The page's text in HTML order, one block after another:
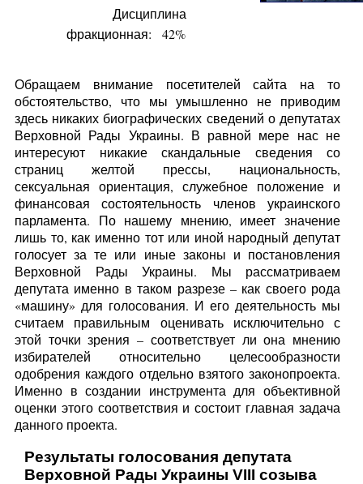
Дисциплина
фракционная:
42%
Обращаем внимание посетителей сайта на то
обстоятельство, что мы умышленно не приводим
здесь никаких биографических сведений о депутатах
Верховной Рады Украины. В равной мере нас не
интересуют никакие скандальные сведения со
страниц желтой прессы, национальность,
сексуальная ориентация, служебное положение и
финансовая состоятельность членов украинского
парламента. По нашему мнению, имеет значение
лишь то, как именно тот или иной народный депутат
голосует за те или иные законы и постановления
Верховной Рады Украины. Мы рассматриваем
депутата именно в таком разрезе – как своего рода
«машину» для голосования. И его деятельность мы
считаем правильным оценивать исключительно с
этой точки зрения – соответствует ли она мнению
избирателей относительно целесообразности
одобрения каждого отдельно взятого законопроекта.
Именно в создании инструмента для объективной
оценки этого соответствия и состоит главная задача
данного проекта.
Результаты голосования депутата
Верховной Рады Украины VIII созыва